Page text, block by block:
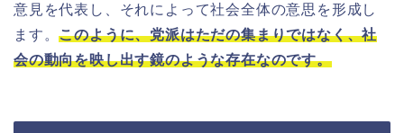
意見を代表し、それによって社会全体の意思を形成し
ます。このように、党派はただの集まりではなく、社
会の動向を映し出す鏡のような存在なのです。